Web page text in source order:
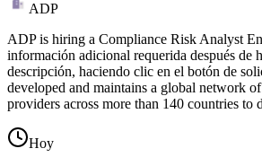
ADP
ADP is hiring a Compliance Risk Analyst
información adicional requerida después de
descripción, haciendo clic en el botón de
developed and maintains a global network
providers across more than 140 countries to
Hoy